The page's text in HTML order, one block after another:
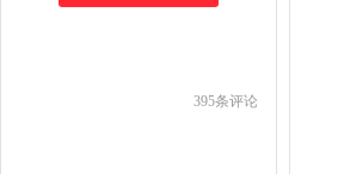
395条评论